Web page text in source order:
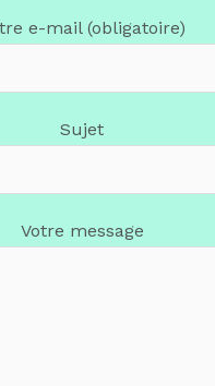
e-mail (obligatoire)
Sujet
Votre message